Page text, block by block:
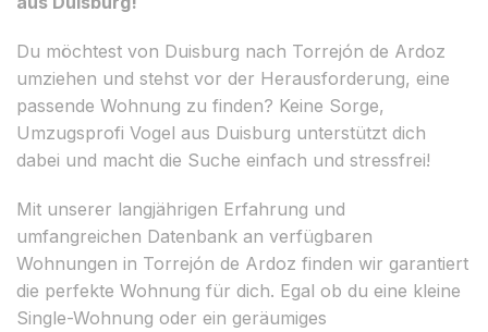
Du möchtest von Duisburg nach Torrejón de Ardoz
umziehen und stehst vor der Herausforderung, eine
passende Wohnung zu finden? Keine Sorge,
Umzugsprofi Vogel aus Duisburg unterstützt dich
dabei und macht die Suche einfach und stressfrei!
Mit unserer langjährigen Erfahrung und
umfangreichen Datenbank an verfügbaren
Wohnungen in Torrejón de Ardoz finden wir garantiert
die perfekte Wohnung für dich. Egal ob du eine kleine
Single-Wohnung oder ein geräumiges